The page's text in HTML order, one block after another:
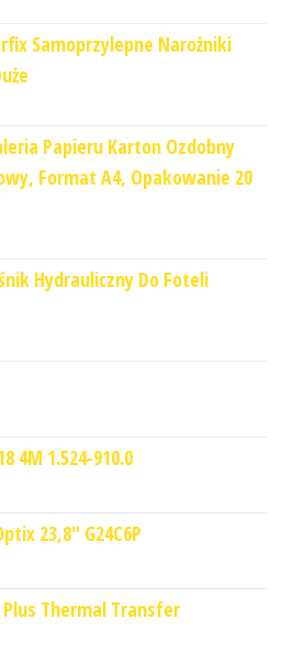
Samoprzylepne Narożniki
Papieru Karton Ozdobny
Format A4, Opakowanie 20
Hydrauliczny Do Foteli
4M 1.524-910.0
23,8" G24C6P
Plus Thermal Transfer